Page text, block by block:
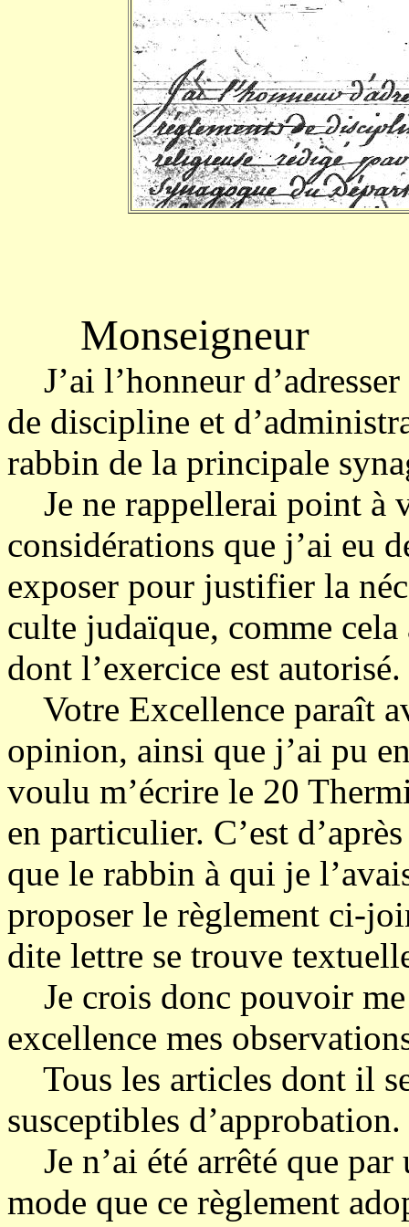
Monseigneur
J’ai l’honneur
de discipline et
rabbin de la principale
Je ne rappellerai point à
considérations que j’ai eu
exposer pour justifier la
culte judaïque, comme
dont l’exercice est autorisé.
Votre Excellence paraît
opinion, ainsi que j’ai pu
voulu m’écrire le 20
en particulier. C’est
que le rabbin à qui je
proposer le règlement ci-
dite lettre se trouve
Je crois donc pouvoir me
excellence mes
Tous les articles dont il
susceptibles d’approbation.
Je n’ai été arrêté que
mode que ce règlement